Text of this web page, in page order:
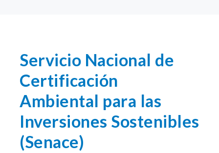
Servicio Nacional de
Certificación
Ambiental para las
Inversiones Sostenibles
(Senace)